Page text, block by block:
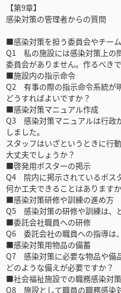
【第9章】
感染対策の管理者からの質問
■感染対策を担う委員会やチーム
Q1 私の施設には感染対策上の
委員会がありません。作るべき
■施設内の指示命令
Q2 有事の際の指示命令系統が
どうすればよいですか？
■感染対策マニュアル作成
Q3 感染対策マニュアルは行政
しました。
スタッフはいざというときに行
大丈夫でしょうか？
■啓発用ポスターの掲示
Q4 院内に掲示されているポス
何か工夫できることはあります
■感染対策研修や訓練の進め方
Q5 感染対策の研修や訓練は、
■委託会社職員への研修
Q6 委託会社の職員への指導は
■感染対策用物品の備蓄
Q7 感染対策に必要な物品や備
どのような備えが必要ですか？
■社会福祉施設での職務感染対策
Q8 施設として職員の職務感染